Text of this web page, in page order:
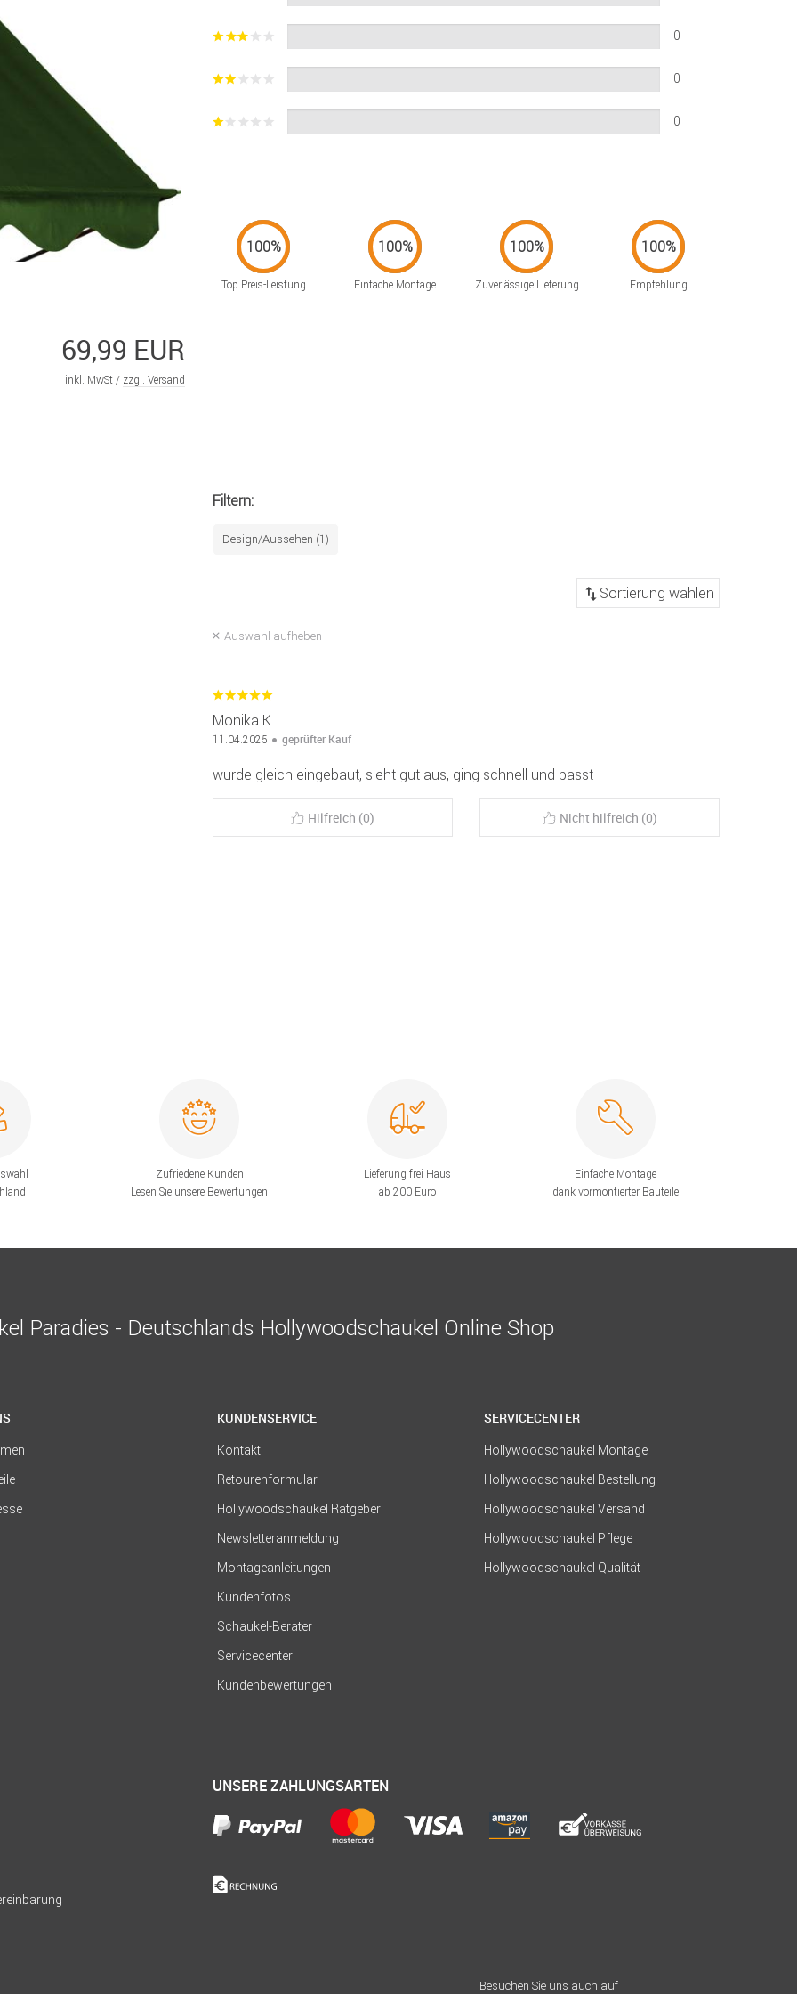
69,99 EUR
inkl. MwSt / zzgl. Versand
0
0
0
Top Preis-Leistung Einfache Montage Zuverlässige Lieferung Empfehlung
Filtern:
Design/Aussehen (1)
Auswahl aufheben
Monika K.
11.04.2025 geprüfter Kauf
wurde gleich eingebaut, sieht gut aus, ging schnell und passt
Hilfreich (0) Nicht hilfreich (0)
Zufriedene Kunden
Lesen Sie unsere Bewertungen
Lieferung frei Haus
ab 200 Euro
Einfache Montage
dank vormontierter Bauteile
Paradies - Deutschlands Hollywoodschaukel Online Shop
KUNDENSERVICE
Kontakt
Retourenformular
Hollywoodschaukel Ratgeber
Newsletteranmeldung
Montageanleitungen
Kundenfotos
Schaukel-Berater
Servicecenter
Kundenbewertungen
SERVICECENTER
Hollywoodschaukel Montage
Hollywoodschaukel Bestellung
Hollywoodschaukel Versand
Hollywoodschaukel Pflege
Hollywoodschaukel Qualität
UNSERE ZAHLUNGSARTEN
Besuchen Sie uns auch auf